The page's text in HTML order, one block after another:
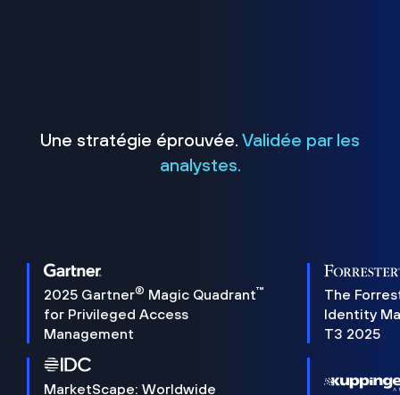
Une stratégie éprouvée. Validée par les
analystes.
2025 Gartner® Magic Quadrant™
for Privileged Access
Management
The
Identity
T3 2025
MarketScape: Worldwide